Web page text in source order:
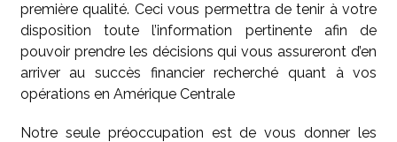
première qualité. Ceci vous permettra de tenir à votre
disposition toute l’information pertinente afin de
pouvoir prendre les décisions qui vous assureront d’en
arriver au succès financier recherché quant à vos
opérations en Amérique Centrale
Notre seule préoccupation est de vous donner les